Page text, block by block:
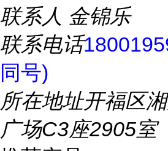
联系人 金锦乐
联系电话
同号)
所在地址开福区
广场C3座2905室